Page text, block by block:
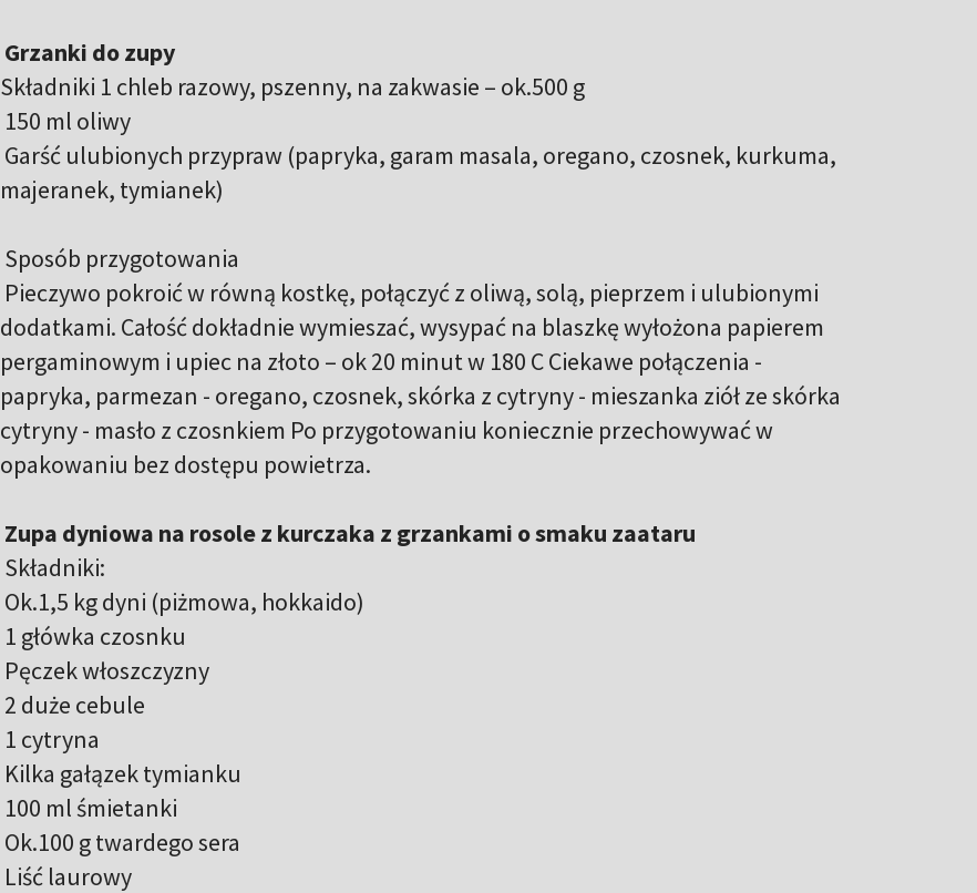
Grzanki do zupy
Składniki 1 chleb razowy, pszenny, na zakwasie – ok.500 g
150 ml oliwy
Garść ulubionych przypraw (papryka, garam masala, oregano, czosnek, kurkuma,
majeranek, tymianek)
Sposób przygotowania
Pieczywo pokroić w równą kostkę, połączyć z oliwą, solą, pieprzem i ulubionymi
dodatkami. Całość dokładnie wymieszać, wysypać na blaszkę wyłożona papierem
pergaminowym i upiec na złoto – ok 20 minut w 180 C Ciekawe połączenia -
papryka, parmezan - oregano, czosnek, skórka z cytryny - mieszanka ziół ze skórka
cytryny - masło z czosnkiem Po przygotowaniu koniecznie przechowywać w
opakowaniu bez dostępu powietrza.
Zupa dyniowa na rosole z kurczaka z grzankami o smaku zaataru
Składniki:
Ok.1,5 kg dyni (piżmowa, hokkaido)
1 główka czosnku
Pęczek włoszczyzny
2 duże cebule
1 cytryna
Kilka gałązek tymianku
100 ml śmietanki
Ok.100 g twardego sera
Liść laurowy